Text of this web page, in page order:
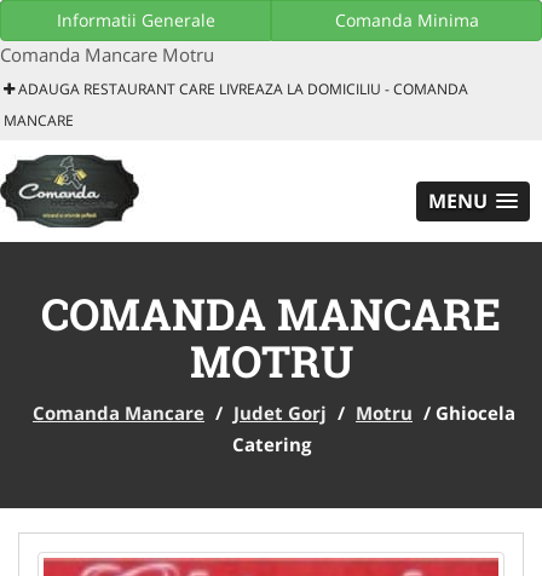
Download GRATUIT aplicatie mobil
Comanda Mancare Motru
ADAUGA RESTAURANT CARE LIVREAZA LA DOMICILIU - COMANDA
MANCARE
MENU
COMANDA MANCARE
MOTRU
Comanda Mancare / Judet Gorj / Motru / Ghiocela
Catering
Informatii Generale Comanda Minima